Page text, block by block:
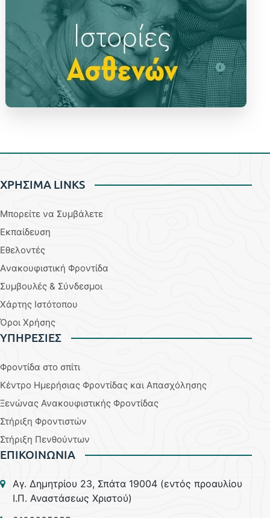
ΧΡΗΣΙΜΑ LINKS
Μπορείτε να Συμβάλετε
Εκπαίδευση
Εθελοντές
Aνακουφιστική Φροντίδα
Συμβουλές & Σύνδεσμοι
Χάρτης Ιστότοπου
Όροι Χρήσης
YΠΗΡΕΣΙΕΣ
Φροντίδα στο σπίτι
Κέντρο Ημερήσιας Φροντίδας και Απασχόλησης
Ξενώνας Ανακουφιστικής Φροντίδας
Στήριξη Φροντιστών
Στήριξη Πενθούντων
ΕΠΙΚΟΙΝΩΝΙΑ
Aγ. Δημητρίου 23, Σπάτα 19004 (εντός προαυλίου
Ι.Π. Αναστάσεως Χριστού)